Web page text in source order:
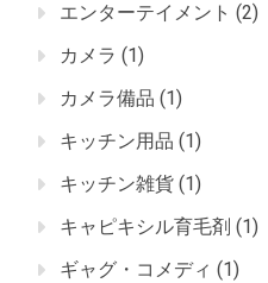
エンターテイメント (2)
カメラ (1)
カメラ備品 (1)
キッチン用品 (1)
キッチン雑貨 (1)
キャピキシル育毛剤 (1)
ギャグ・コメディ (1)